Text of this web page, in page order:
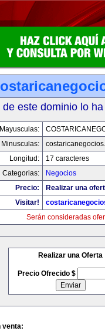
de este dominio lo
Mayusculas:
Minusculas:
Longitud:
17 caracteres
Categorias:
Negocios
Precio:
Realizar una
Visitar!
Serán consideradas
Realizar una Oferta
Precio Ofrecido $
venta: